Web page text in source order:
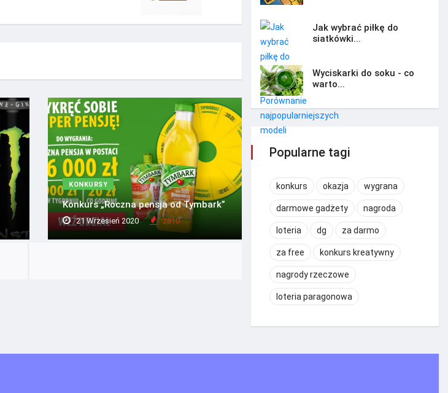
KONKURSY
Konkurs „Roczna pensja od Tymbark”
21 Wrzesień 2020 2810
Jak wybrać piłkę do
siatkówki...
Wyciskarki do soku - co
warto...
Popularne tagi
konkurs okazja wygrana
darmowe gadżety nagroda
loteria dg za darmo
za free konkurs kreatywny
nagrody rzeczowe
loteria paragonowa